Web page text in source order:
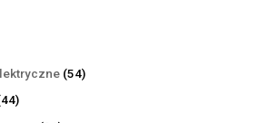
5454
4444
produkty